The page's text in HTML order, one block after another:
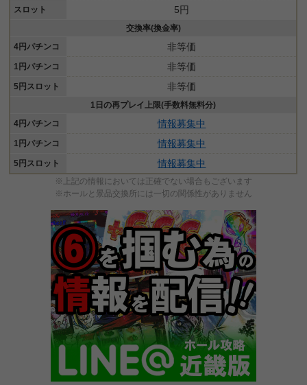
スロット 5円
交換率(換金率)
4円パチンコ
非等価
1円パチンコ 非等価
5円スロット 非等価
1日の再プレイ上限(手数料無料分)
4円パチンコ
情報募集中
1円パチンコ 情報募集中
5円スロット 情報募集中
※上記の情報においては正確でない場合もございます
※ホールと景品交換所には一切の関係性がありません